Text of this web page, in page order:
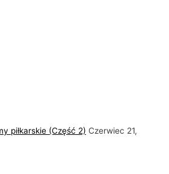
piłkarskie (Część 2) Czerwiec 21,